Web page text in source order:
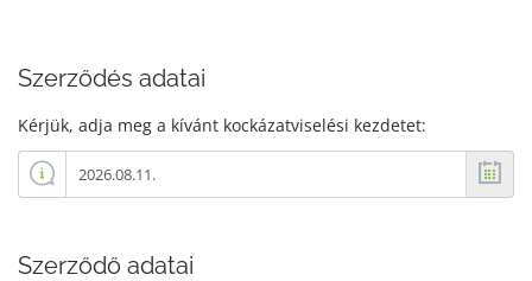
Szerződés adatai
Kérjük, adja meg a kívánt kockázatviselési kezdetet:
Szerződő adatai